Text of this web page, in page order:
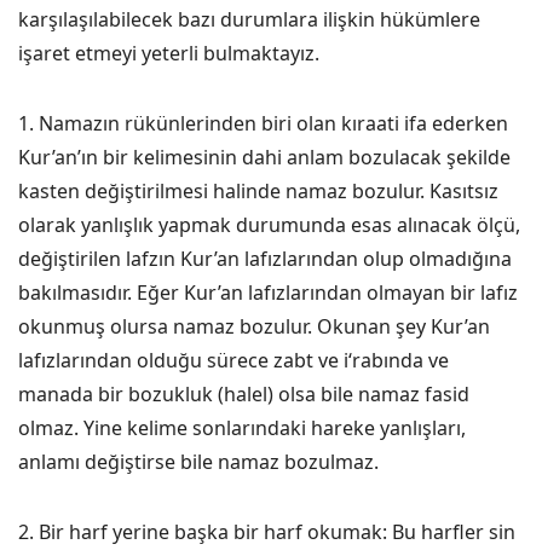
karşılaşılabilecek bazı durumlara ilişkin hükümlere
işaret etmeyi yeterli bulmaktayız.
1. Namazın rükünlerinden biri olan kıraati ifa ederken
Kur’an’ın bir kelimesinin dahi anlam bozulacak şekilde
kasten değiştirilmesi halinde namaz bozulur. Kasıtsız
olarak yanlışlık yapmak durumunda esas alınacak ölçü,
değiştirilen lafzın Kur’an lafızlarından olup olmadığına
bakılmasıdır. Eğer Kur’an lafızlarından olmayan bir lafız
okunmuş olursa namaz bozulur. Okunan şey Kur’an
lafızlarından olduğu sürece zabt ve i‘rabında ve
manada bir bozukluk (halel) olsa bile namaz fasid
olmaz. Yine kelime sonlarındaki hareke yanlışları,
anlamı değiştirse bile namaz bozulmaz.
2. Bir harf yerine başka bir harf okumak: Bu harfler sin